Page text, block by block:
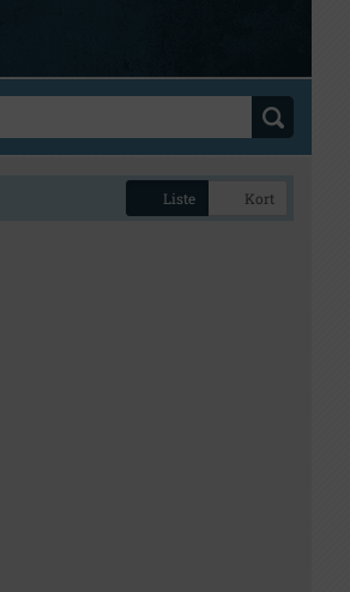
Liste Kort